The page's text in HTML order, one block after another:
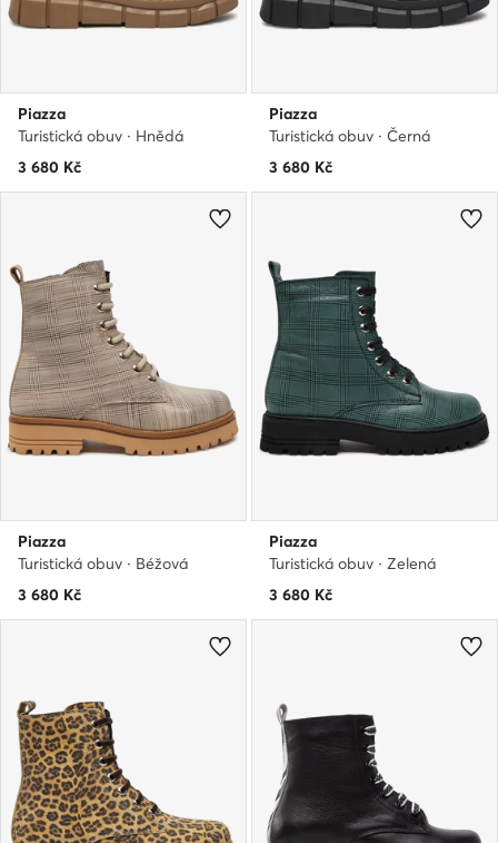
Piazza
Turistická obuv · Hnědá
3 680 Kč
Piazza
Turistická obuv · Černá
3 680 Kč
Piazza
Turistická obuv · Béžová
3 680 Kč
Piazza
Turistická obuv · Zelená
3 680 Kč